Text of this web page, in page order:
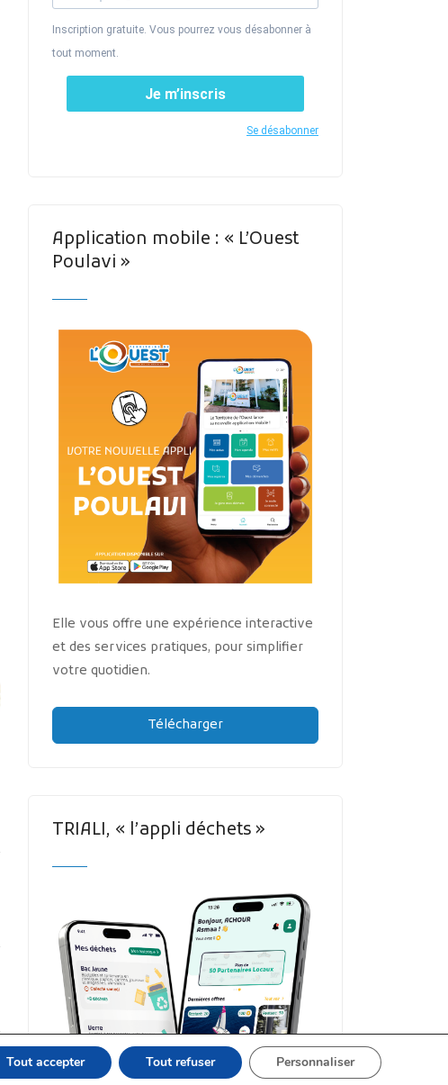
Inscription gratuite. Vous pourrez vous désabonner à
tout moment.
Je m’inscris
Se désabonner
Application mobile : « L’Ouest
Poulavi »
Elle vous offre une expérience interactive
et des services pratiques, pour simplifier
votre quotidien.
Télécharger
TRIALI, « l’appli déchets »
Tout accepter Tout refuser Personnaliser